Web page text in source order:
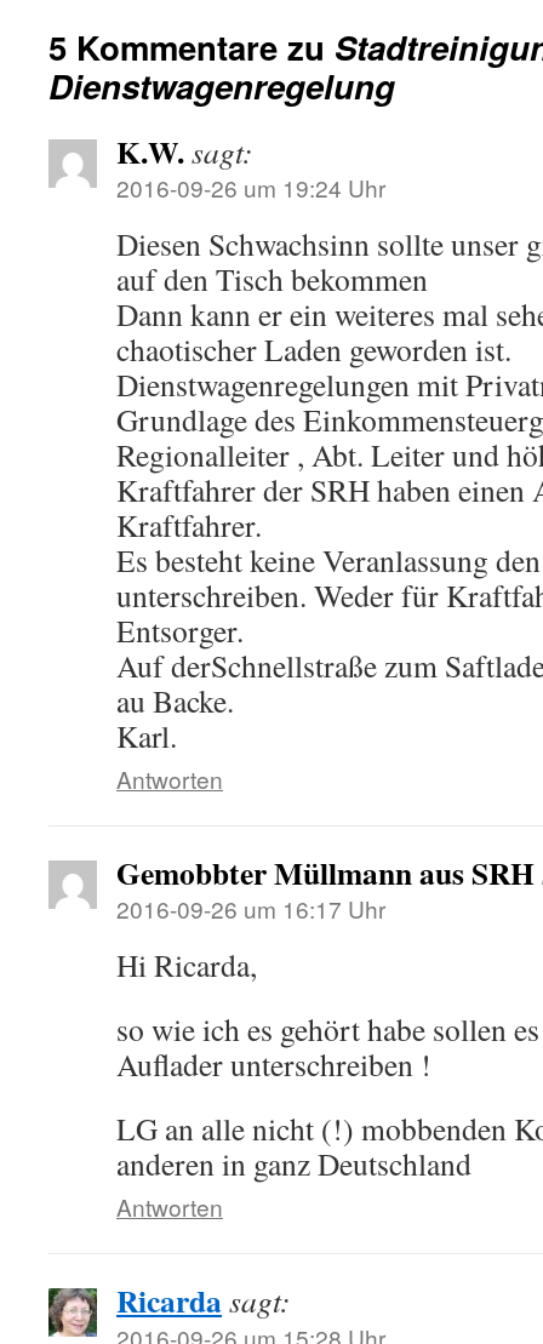
5 Kommentare zu
Dienstwagenregelung
K.W.sagt:
2016-09-26 um 19:24 Uhr
Diesen Schwachsinn sollte unser
auf den Tisch bekommen
Dann kann er ein weiteres mal
chaotischer Laden geworden ist.
Dienstwagenregelungen mit
Grundlage des
Regionalleiter , Abt. Leiter und
Kraftfahrer der SRH haben einen
Kraftfahrer.
Es besteht keine Veranlassung
unterschreiben. Weder für
Entsorger.
Auf derSchnellstraße zum
au Backe.
Karl.
Antworten
Gemobbter Müllmann aus SRH
2016-09-26 um 16:17 Uhr
Hi Ricarda,
so wie ich es gehört habe sollen
Auflader unterschreiben !
LG an alle nicht (!) mobbenden
anderen in ganz Deutschland
Antworten
Ricardasagt:
2016-09-26 um 15:28 Uhr